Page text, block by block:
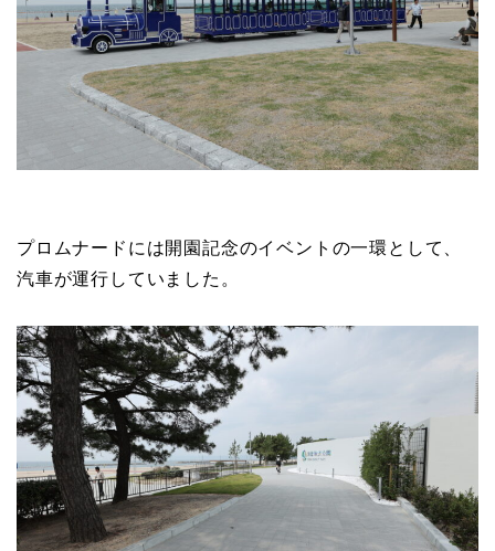
プロムナードには開園記念のイベントの一環として、
汽車が運行していました。